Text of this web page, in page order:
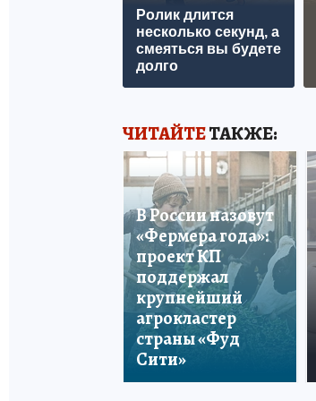
Ролик длится
несколько секунд, а
смеяться вы будете
долго
ЧИТАЙТЕТАКЖЕ:
В России назовут
«Фермера года»:
проект КП
поддержал
крупнейший
агрокластер
страны «Фуд
Сити»